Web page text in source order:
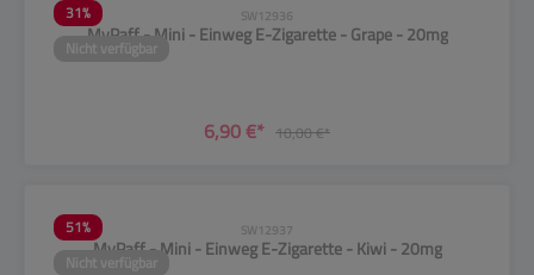
31%
Nicht verfügbar
SW12936
MyPaff - Mini - Einweg E-Zigarette - Grape - 20mg
6,90 €* 10,00 €*
51%
Nicht verfügbar
SW12937
MyPaff - Mini - Einweg E-Zigarette - Kiwi - 20mg